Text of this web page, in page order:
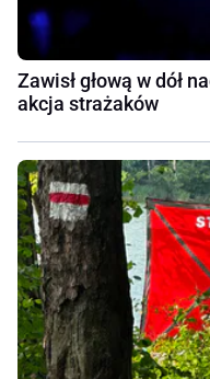
Zawisł głową w dół
akcja strażaków